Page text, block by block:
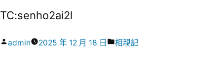
TC:senho2ai2l
作
admin 2025 年 12 月 18 日
分
相親記